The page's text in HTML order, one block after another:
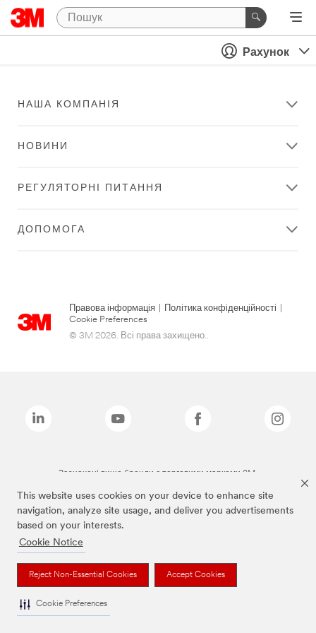
This website uses cookies on your device to enhance site
navigation, analyze site usage, and deliver you advertisements
based on your interests.
Cookie Notice
Reject Non-Essential Cookies Accept Cookies
Cookie Preferences
Рахунок
НАША КОМПАНІЯ
НОВИНИ
РЕГУЛЯТОРНІ ПИТАННЯ
ДОПОМОГА
Правова інформація Політика конфіденційності
Cookie Preferences
© 3M 2026. Всі права захищено..
Зазначені вище бренди є торговими марками 3M.